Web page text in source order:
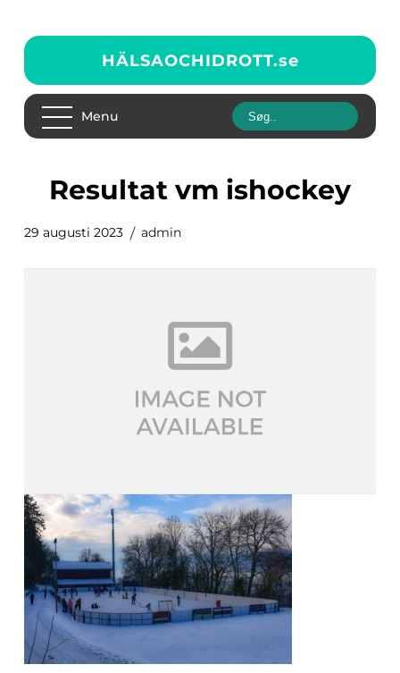
HÄLSAOCHIDROTT.se
Menu
resultat vm ishockey
29 augusti 2023 admin